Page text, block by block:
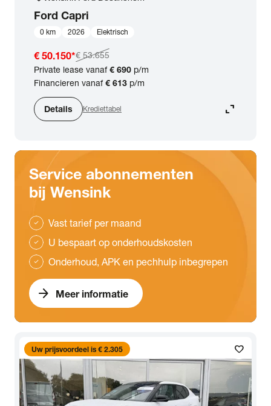
Ford Capri
0 km 2026 Elektrisch
€ 50.150*€ 53.655
Private lease vanaf€ 690 p/m
Financieren vanaf€ 613 p/m
Details Krediettabel expand_content
Service abonnementen
bij Wensink
check Vast tarief per maand
check U bespaart op onderhoudskosten
check Onderhoud, APK en pechhulp inbegrepen
arrow_forward Meer informatie
favorite
Uw prijsvoordeel is € 2.305